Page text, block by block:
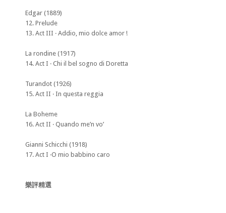
Edgar (1889)
12. Prelude
13. Act III ‧ Addio, mio dolce amor !
La rondine (1917)
14. Act I ‧ Chi il bel sogno di Doretta
Turandot (1926)
15. Act II ‧ In questa reggia
La Boheme
16. Act II ‧ Quando me’n vo’
Gianni Schicchi (1918)
17. Act I ‧O mio babbino caro
樂評精選